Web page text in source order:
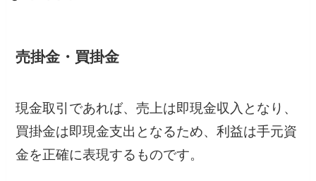
売掛金・買掛金
現金取引であれば、売上は即現金収入となり、
買掛金は即現金支出となるため、利益は手元資
金を正確に表現するものです。